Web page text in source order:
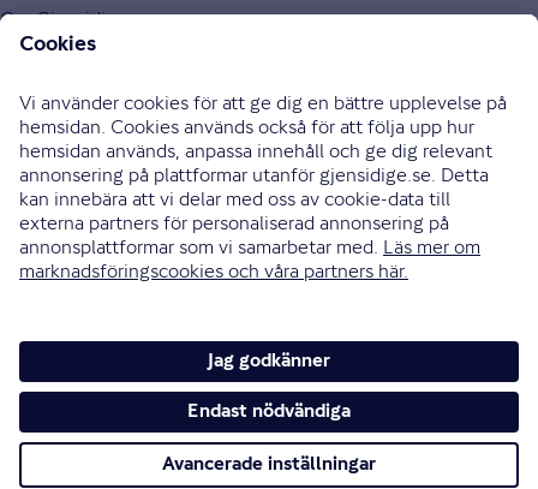
Om Gjensidige
Jobba hos oss
Press och media
Investor relations
Samarbetspartners
0771-326 326
Bli uppringd
Skriv till oss
Instagram
Cookies och säkerhet
Hantering av personuppgifter
Tillgänglighetsredogörelse